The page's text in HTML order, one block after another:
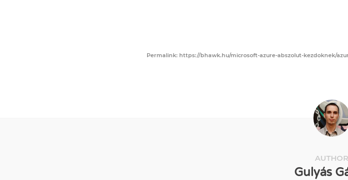
Permalink: https://bhawk.hu/microsoft-azure-abszolut-kezdoknek/
AUTHOR
Gulyás